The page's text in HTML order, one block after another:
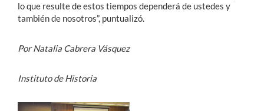
lo que resulte de estos tiempos dependerá de ustedes y
también de nosotros”, puntualizó.
Por Natalia Cabrera Vásquez
Instituto de Historia